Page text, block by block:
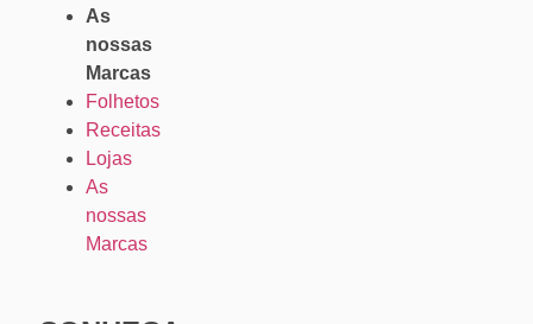
As
nossas
Marcas
Folhetos
Receitas
Lojas
As
nossas
Marcas